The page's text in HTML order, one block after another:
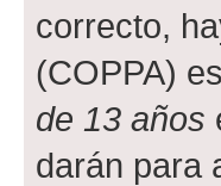
correcto,
(COPPA)
de 13 años
darán para